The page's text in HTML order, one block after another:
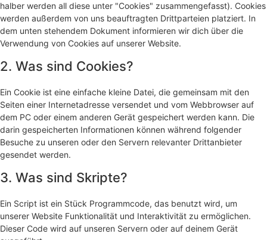
halber werden all diese unter "Cookies" zusammengefasst). Cookies
werden außerdem von uns beauftragten Drittparteien platziert. In
dem unten stehendem Dokument informieren wir dich über die
Verwendung von Cookies auf unserer Website.
2. Was sind Cookies?
Ein Cookie ist eine einfache kleine Datei, die gemeinsam mit den
Seiten einer Internetadresse versendet und vom Webbrowser auf
dem PC oder einem anderen Gerät gespeichert werden kann. Die
darin gespeicherten Informationen können während folgender
Besuche zu unseren oder den Servern relevanter Drittanbieter
gesendet werden.
3. Was sind Skripte?
Ein Script ist ein Stück Programmcode, das benutzt wird, um
unserer Website Funktionalität und Interaktivität zu ermöglichen.
Dieser Code wird auf unseren Servern oder auf deinem Gerät